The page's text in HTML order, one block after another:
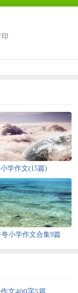
学作文(15篇)
夸小学作文合集9篇
文400字5篇